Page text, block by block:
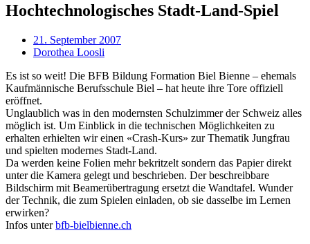
Hochtechnologisches Stadt-Land-Spiel
21. September 2007
Dorothea Loosli
Es ist so weit! Die BFB Bildung Formation Biel Bienne – ehemals
Kaufmännische Berufsschule Biel – hat heute ihre Tore offiziell
eröffnet.
Unglaublich was in den modernsten Schulzimmer der Schweiz alles
möglich ist. Um Einblick in die technischen Möglichkeiten zu
erhalten erhielten wir einen «Crash-Kurs» zur Thematik Jungfrau
und spielten modernes Stadt-Land.
Da werden keine Folien mehr bekritzelt sondern das Papier direkt
unter die Kamera gelegt und beschrieben. Der beschreibbare
Bildschirm mit Beamerübertragung ersetzt die Wandtafel. Wunder
der Technik, die zum Spielen einladen, ob sie dasselbe im Lernen
erwirken?
Infos unterbfb-bielbienne.ch